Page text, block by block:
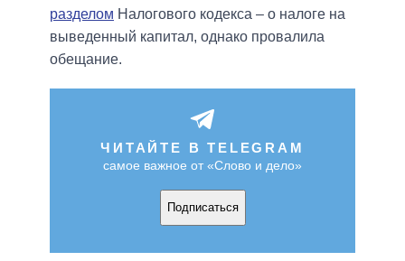
разделом Налогового кодекса – о налоге на
выведенный капитал, однако провалила
обещание.
ЧИТАЙТЕ В TELEGRAM
самое важное от «Слово и дело»
Подписаться